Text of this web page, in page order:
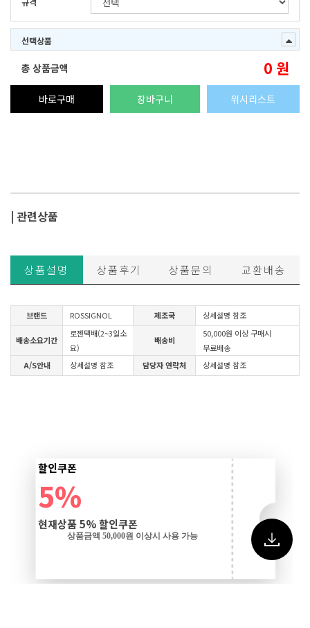
선택상품
총 상품금액 0 원
바로구매 장바구니 위시리스트
| 관련상품
상품설명 상품후기 상품문의 교환배송
브랜드 ROSSIGNOL 제조국 상세설명 참조
배송소요기간
로젠택배(2~3일소
요)
배송비
50,000원 이상 구매시
무료배송
A/S안내
상세설명 참조 담당자 연락처 상세설명 참조
할인쿠폰
5%
현재상품 5% 할인쿠폰
상품금액 50,000원 이상시 사용 가능